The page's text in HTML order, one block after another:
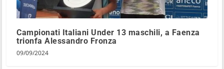
Campionati Italiani Under 13 maschili, a Faenza
trionfa Alessandro Fronza
09/09/2024